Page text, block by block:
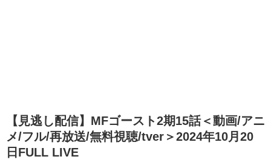
【見逃し配信】MFゴースト2期15話＜動画/アニ
メ/フル/再放送/無料視聴/tver＞2024年10月20
日FULL LIVE